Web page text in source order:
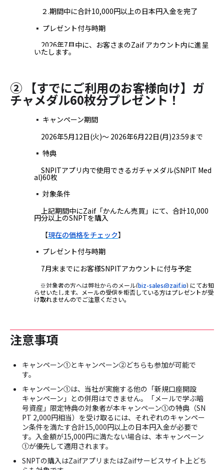
２.期間中に合計10,000円以上の日本円入金を完了
▪️ プレゼント付与時期
2026年7月中に、お客さまのZaif アカウント内に進呈
いたします。
② 【すでにご利用のお客様向け】ガ
チャメダル60枚分プレゼント！
▪️ キャンペーン期間
2026年5月12日(火)～ 2026年6月22日(月)23:59まで
▪️ 特典
SNPITアプリ内で使用できるガチャメダル(SNPIT Med
al)60枚
▪️ 対象条件
上記期間中にZaif「かんたん売買」にて、合計10,000
円分以上のSNPTを購入
【現在の価格をチェック】
▪️ プレゼント付与時期
7月末までにお客様SNPITアカウントに付与予定
※対象者の方へは弊社からのメール(biz-sales@zaif.jp) にてお知
らせいたします。メールの受信を拒否している方はプレゼントが受
け取れませんのでご注意ください。
注意事項
キャンペーン①とキャンペーン②どちらも参加が可能で
す。
キャンペーン①は、当社が実施する他の「新規口座開設
キャンペーン」との併用はできません。「メールで学ぶ暗
号資産」限定特典の対象者が本キャンペーン①の特典（SN
PT 2,000円相当）を受け取るには、それぞれのキャンペー
ン条件を満たす合計15,000円以上の日本円入金が必要で
す。入金額が15,000円に満たない場合は、本キャンペーン
①が優先して適用されます。
SNPTの購入はZaifアプリまたはZaifサービスサイト上どち